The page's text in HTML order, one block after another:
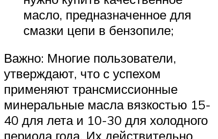
масло, предназначенное для
смазки цепи в бензопиле;
Важно: Многие пользователи,
утверждают, что с успехом
применяют трансмиссионные
минеральные масла вязкостью 15-
40 для лета и 10-30 для холодного
периода года. Их действительно